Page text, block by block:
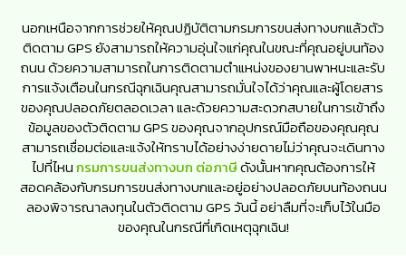
นอกเหนือจากการช่วยให้คุณปฏิบัติตามกรมการขนส่งทางบกแล้วตัว
ติดตาม GPS ยังสามารถให้ความอุ่นใจแก่คุณในขณะที่คุณอยู่บนท้อง
ถนน ด้วยความสามารถในการติดตามตำแหน่งของยานพาหนะและรับ
การแจ้งเตือนในกรณีฉุกเฉินคุณสามารถมั่นใจได้ว่าคุณและผู้โดยสาร
ของคุณปลอดภัยตลอดเวลา และด้วยความสะดวกสบายในการเข้าถึง
ข้อมูลของตัวติดตาม GPS ของคุณจากอุปกรณ์มือถือของคุณคุณ
สามารถเชื่อมต่อและแจ้งให้ทราบได้อย่างง่ายดายไม่ว่าคุณจะเดินทาง
ไปที่ไหนกรมการขนส่งทางบก ต่อภาษีดังนั้นหากคุณต้องการให้
สอดคล้องกับกรมการขนส่งทางบกและอยู่อย่างปลอดภัยบนท้องถนน
ลองพิจารณาลงทุนในตัวติดตาม GPS วันนี้ อย่าลืมที่จะเก็บไว้ในมือ
ของคุณในกรณีที่เกิดเหตุฉุกเฉิน!